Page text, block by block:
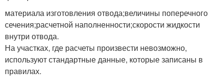
материала изготовления отвода;величины поперечного
сечения;расчетной наполненности;скорости жидкости
внутри отвода.
На участках, где расчеты произвести невозможно,
используют стандартные данные, которые записаны в
правилах.